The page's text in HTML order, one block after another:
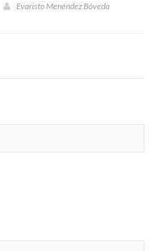
Evaristo Menéndez Bóveda